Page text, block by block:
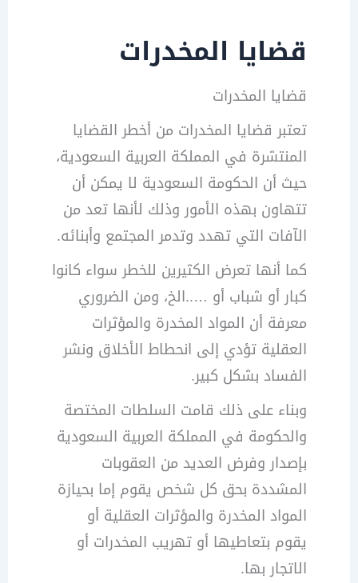
قضايا المخدرات
قضايا المخدرات
تعتبر قضايا المخدرات من أخطر القضايا
المنتشرة في المملكة العربية السعودية،
حيث أن الحكومة السعودية لا يمكن أن
تتهاون بهذه الأمور وذلك لأنها تعد من
الآفات التي تهدد وتدمر المجتمع وأبنائه.
كما أنها تعرض الكثيرين للخطر سواء كانوا
كبار أو شباب أو …..الخ، ومن الضروري
معرفة أن المواد المخدرة والمؤثرات
العقلية تؤدي إلى انحطاط الأخلاق ونشر
الفساد بشكل كبير.
وبناء على ذلك قامت السلطات المختصة
والحكومة في المملكة العربية السعودية
بإصدار وفرض العديد من العقوبات
المشددة بحق كل شخص يقوم إما بحيازة
المواد المخدرة والمؤثرات العقلية أو
يقوم بتعاطيها أو تهريب المخدرات أو
الاتجار بها.